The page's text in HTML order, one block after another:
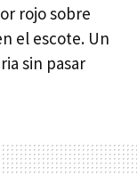
rojo sobre
el escote. Un
sin pasar